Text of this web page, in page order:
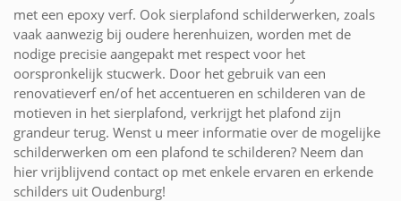
met een epoxy verf. Ook sierplafond schilderwerken, zoals
vaak aanwezig bij oudere herenhuizen, worden met de
nodige precisie aangepakt met respect voor het
oorspronkelijk stucwerk. Door het gebruik van een
renovatieverf en/of het accentueren en schilderen van de
motieven in het sierplafond, verkrijgt het plafond zijn
grandeur terug. Wenst u meer informatie over de mogelijke
schilderwerken om een plafond te schilderen? Neem dan
hier vrijblijvend contact op met enkele ervaren en erkende
schilders uit Oudenburg!